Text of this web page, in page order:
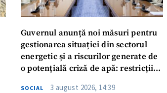
Guvernul anunță noi măsuri pentru
gestionarea situației din sectorul
energetic și a riscurilor generate de
o potențială criză de apă: restricții
SOCIAL 3 august 2026, 14:39